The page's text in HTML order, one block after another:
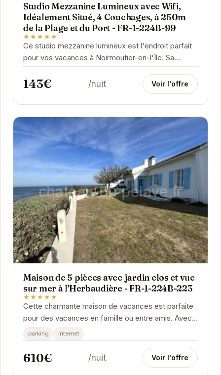
Studio Mezzanine Lumineux avec Wifi,
Idéalement Situé, 4 Couchages, à 250m
de la Plage et du Port - FR-1-224B-99
★★★★★
Ce studio mezzanine lumineux est l'endroit parfait
pour vos vacances à Noirmoutier-en-l'Île. Sa
proximité avec la plage et le port vous permettra...
143€ /nuit Voir l'offre
Maison de 5 pièces avec jardin clos et vue
sur mer à l'Herbaudière - FR-1-224B-223
★★★★★
Cette charmante maison de vacances est parfaite
pour des vacances en famille ou entre amis. Avec
son jardin clos, les enfants pourront jouer en
toute...
parking internet
610€ /nuit Voir l'offre